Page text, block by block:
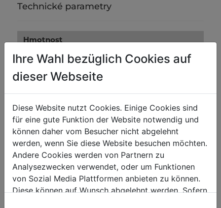
Technické parametry
Hmotnost
Brutto [kg]
0.22
Netto [kg]
Šířka balení [mm]
0
Délka balení [mm]
Výška balení [mm]
Obecné údaje
Ihre Wahl bezüglich Cookies auf
dieser Webseite
Diese Website nutzt Cookies. Einige Cookies sind
für eine gute Funktion der Website notwendig und
können daher vom Besucher nicht abgelehnt
werden, wenn Sie diese Website besuchen möchten.
Andere Cookies werden von Partnern zu
Analysezwecken verwendet, oder um Funktionen
von Sozial Media Plattformen anbieten zu können.
Diese können auf Wunsch abgelehnt werden. Sofern